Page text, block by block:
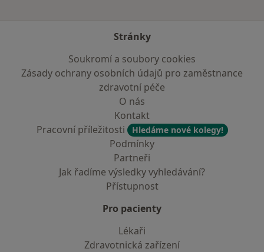
Stránky
Soukromí a soubory cookies
Zásady ochrany osobních údajů pro zaměstnance
zdravotní péče
O nás
Kontakt
Pracovní příležitosti
Hledáme nové kolegy!
Podmínky
Partneři
Jak řadíme výsledky vyhledávání?
Přístupnost
Pro pacienty
Lékaři
Zdravotnická zařízení